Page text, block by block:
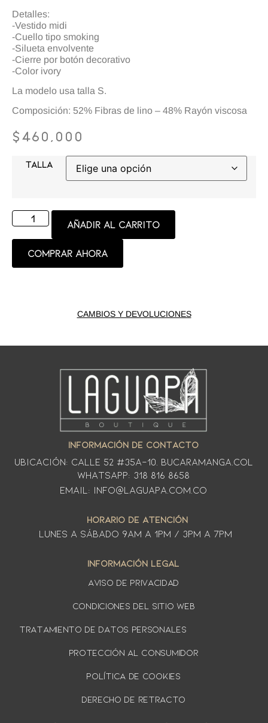
Detalles:
-Vestido midi
-Cuello tipo smoking
-Silueta envolvente
-Cierre por botón decorativo
-Color ivory
La modelo usa talla S.
Composición: 52% Fibras de lino – 48% Rayón viscosa
$460,000
TALLA
Añadir al carrito
Comprar ahora
CAMBIOS Y DEVOLUCIONES
INFORMACIÓN DE CONTACTO
Ubicación: CALLE 52 #35A-10. Bucaramanga.Col
WhatsApp: 318 816 8658
Email: info@laguapa.com.co
HORARIO DE ATENCIÓN
LUNES A SÁbado 9am a 1pm / 3pm a 7pm
INFORMACIÓN LEGAL
AVISO DE PRIVACIDAD
Condiciones del sitio web
TRATAMIENTO DE DATOS PERSONALES
PROTECCIÓN AL CONSUMIDOR
Política de cookies
DERECHO DE RETRACTO